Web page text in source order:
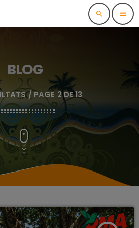
search menu
BLOG
/ PAGE 2 DE 13